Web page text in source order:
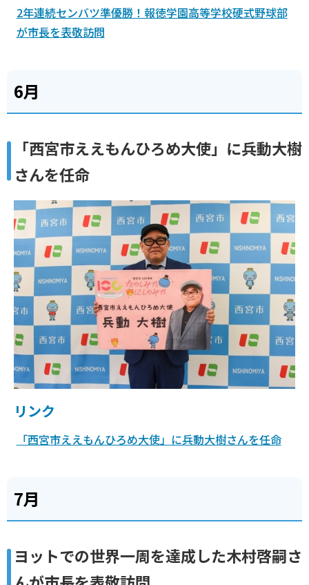
2年連続センバツ準優勝！報徳学園高等学校硬式野球部
が市長を表敬訪問
6月
「西宮市ええもんひろめ大使」に兵動大樹
さんを任命
リンク
「西宮市ええもんひろめ大使」に兵動大樹さんを任命
7月
ヨットでの世界一周を達成した木村啓嗣さ